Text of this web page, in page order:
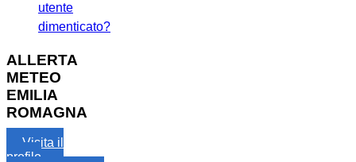
utente
dimenticato?
ALLERTA
METEO
EMILIA
ROMAGNA
Visita il
profilo